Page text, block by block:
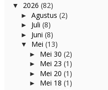
▼ 2026 (82)
► Agustus (2)
► Juli (8)
► Juni (8)
▼ Mei (13)
► Mei 30 (2)
► Mei 23 (1)
► Mei 20 (1)
► Mei 18 (1)